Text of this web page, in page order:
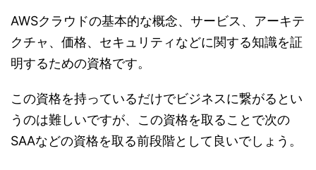
AWSクラウドの基本的な概念、サービス、アーキテ
クチャ、価格、セキュリティなどに関する知識を証
明するための資格です。
この資格を持っているだけでビジネスに繋がるとい
うのは難しいですが、この資格を取ることで次の
SAAなどの資格を取る前段階として良いでしょう。